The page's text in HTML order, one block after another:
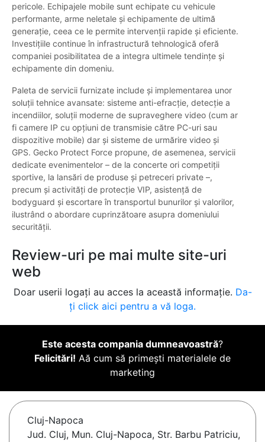
pericole. Echipajele mobile sunt echipate cu vehicule
performante, arme neletale și echipamente de ultimă
generație, ceea ce le permite intervenții rapide și eficiente.
Investițiile continue în infrastructură tehnologică oferă
companiei posibilitatea de a integra ultimele tendințe și
echipamente din domeniu.
Paleta de servicii furnizate include și implementarea unor
soluții tehnice avansate: sisteme anti-efracție, detecție a
incendiilor, soluții moderne de supraveghere video (cum ar
fi camere IP cu opțiuni de transmisie către PC-uri sau
dispozitive mobile) dar și sisteme de urmărire video și
GPS. Gecko Protect Force propune, de asemenea, servicii
dedicate evenimentelor – de la concerte ori competiții
sportive, la lansări de produse și petreceri private –,
precum și activități de protecție VIP, asistență de
bodyguard și escortare în transportul bunurilor și valorilor,
ilustrând o abordare cuprinzătoare asupra domeniului
securității.
Review-uri pe mai multe site-uri
web
Doar userii logați au acces la această informație. Da-
ți click aici pentru a vă loga.
Este acesta compania dumneavoastră?
Felicitări! Aă cum să primești materialele de
marketing
Cluj-Napoca
Jud. Cluj, Mun. Cluj-Napoca, Str. Barbu Patriciu,